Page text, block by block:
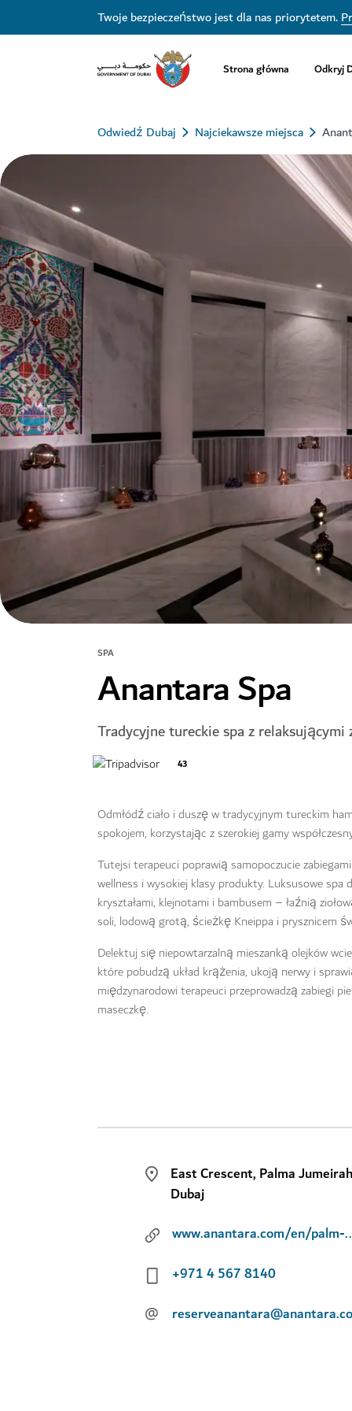
Twoje bezpieczeństwo jest dla nas priorytetem.
Strona główna Odkryj
Odwiedź Dubaj Najciekawsze miejsca
SPA
Anantara Spa
Tradycyjne tureckie spa z relaksującymi
43
Odmłódź ciało i duszę w tradycyjnym tureckim
spokojem, korzystając z szerokiej gamy
Tutejsi terapeuci poprawią samopoczucie
wellness i wysokiej klasy produkty. Luksusowe
kryształami, klejnotami i bambusem – łaźnią
soli, lodową grotą, ścieżkę Kneippa i prysznicem
Delektuj się niepowtarzalną mieszanką olejków
które pobudzą układ krążenia, ukoją nerwy i
międzynarodowi terapeuci przeprowadzą zabiegi
maseczkę.
East Crescent, Palma
Dubaj
+971 4 567 8140
@